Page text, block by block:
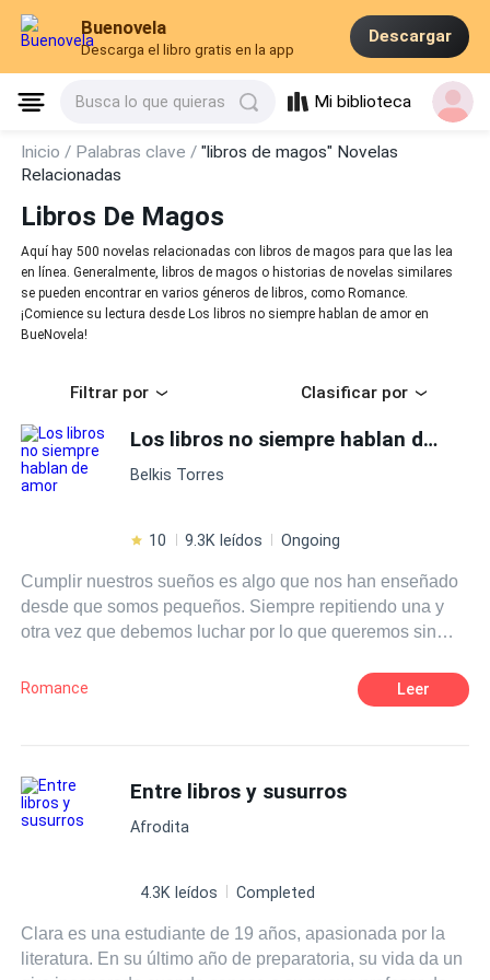
Buenovela
Descarga el libro gratis en la app
Descargar
Busca lo que quieras Mi biblioteca
Inicio / Palabras clave /"libros de magos" Novelas
Relacionadas
Libros De Magos
Aquí hay 500 novelas relacionadas con libros de magos para que las lea
en línea. Generalmente, libros de magos o historias de novelas similares
se pueden encontrar en varios géneros de libros, como Romance.
¡Comience su lectura desde Los libros no siempre hablan de amor en
BueNovela!
Filtrar por Clasificar por
Los libros no siempre hablan de amor
Belkis Torres
10 9.3K leídos Ongoing
Cumplir nuestros sueños es algo que nos han enseñado
desde que somos pequeños. Siempre repitiendo una y
otra vez que debemos luchar por lo que queremos sin
tenía en mente cuando se subió a un avión para ir al otro
extremo del país, para perseguir eso que tanto anhelaba.
cosas más, nuevas amistades, nuevos gustos, pero sobre
todo, algo sobre lo que solamente había escrito y leído: el
Romance Leer
Entre libros y susurros
Afrodita
4.3K leídos Completed
Clara es una estudiante de 19 años, apasionada por la
literatura. En su último año de preparatoria, su vida da un